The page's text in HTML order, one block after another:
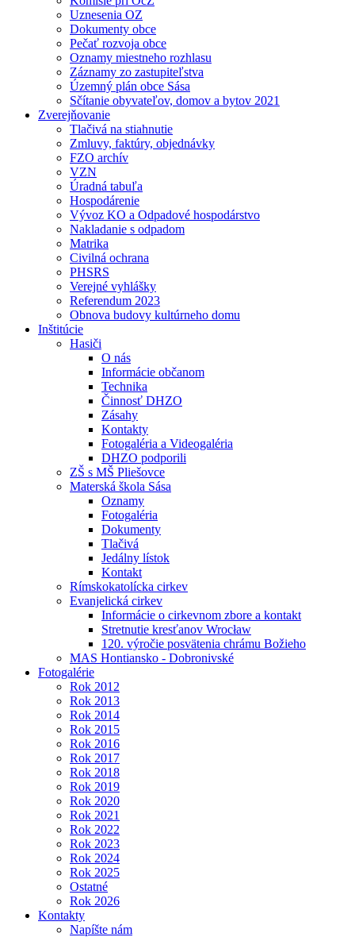
Uznesenia OZ
Dokumenty obce
Pečať rozvoja obce
Oznamy miestneho rozhlasu
Záznamy zo zastupiteľstva
Územný plán obce Sása
Sčítanie obyvateľov, domov a bytov 2021
Zverejňovanie
Tlačivá na stiahnutie
Zmluvy, faktúry, objednávky
FZO archív
VZN
Úradná tabuľa
Hospodárenie
Vývoz KO a Odpadové hospodárstvo
Nakladanie s odpadom
Matrika
Civilná ochrana
PHSRS
Verejné vyhlášky
Referendum 2023
Obnova budovy kultúrneho domu
Inštitúcie
Hasiči
O nás
Informácie občanom
Technika
Činnosť DHZO
Zásahy
Kontakty
Fotogaléria a Videogaléria
DHZO podporili
ZŠ s MŠ Pliešovce
Materská škola Sása
Oznamy
Fotogaléria
Dokumenty
Tlačivá
Jedálny lístok
Kontakt
Rímskokatolícka cirkev
Evanjelická cirkev
Informácie o cirkevnom zbore a kontakt
Stretnutie kresťanov Wrocław
120. výročie posvätenia chrámu Božieho
MAS Hontiansko - Dobronivské
Fotogalérie
Rok 2012
Rok 2013
Rok 2014
Rok 2015
Rok 2016
Rok 2017
Rok 2018
Rok 2019
Rok 2020
Rok 2021
Rok 2022
Rok 2023
Rok 2024
Rok 2025
Ostatné
Rok 2026
Kontakty
Napíšte nám